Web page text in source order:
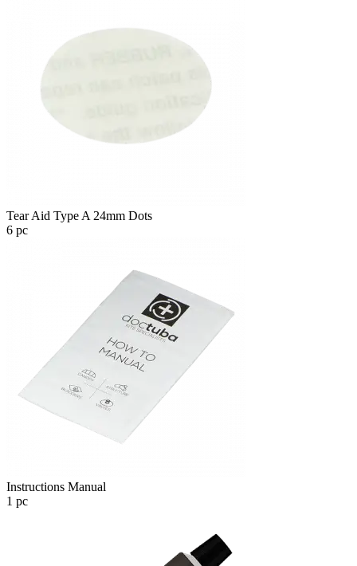
Tear Aid Type A 24mm Dots
6 pc
Instructions Manual
1 pc